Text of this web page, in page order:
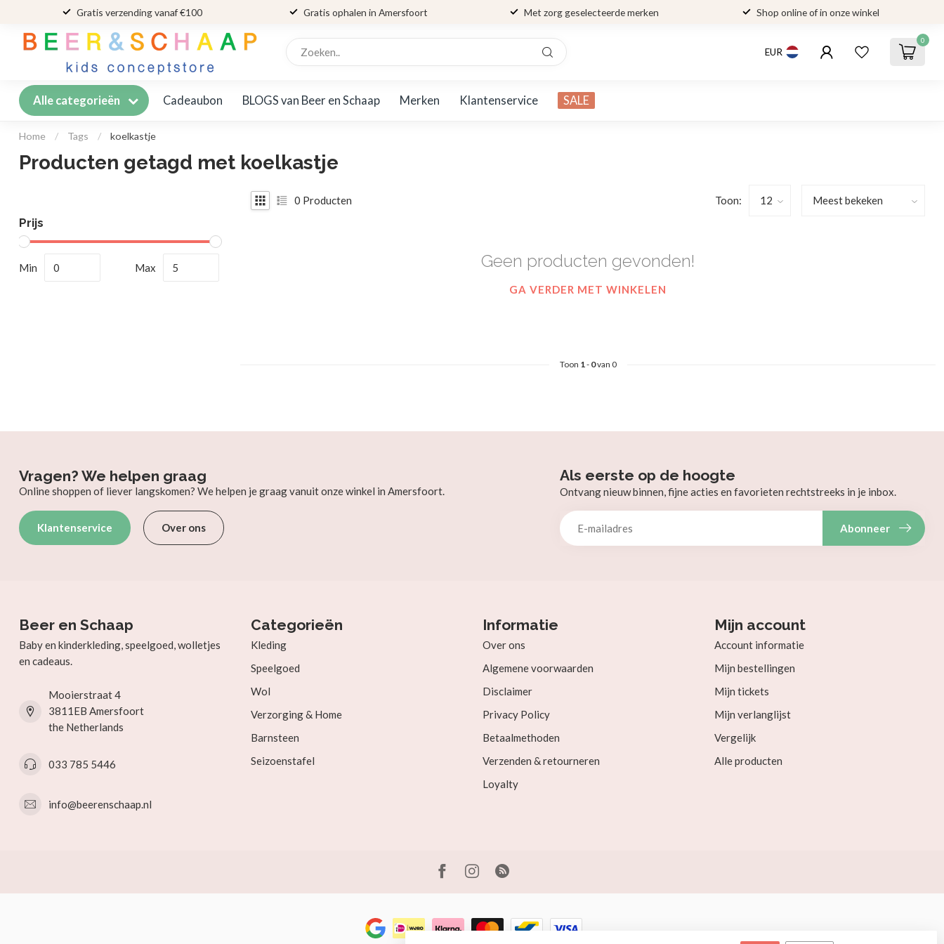
Gratis verzending vanaf €100 Gratis ophalen in Amersfoort Met zorg geselecteerde merken Shop online of in onze winkel
EUR
0
Alle categorieën Cadeaubon BLOGS van Beer en Schaap Merken Klantenservice SALE
Home / Tags / koelkastje
Producten getagd met koelkastje
Prijs
Min Max
0 Producten Toon:
Geen producten gevonden!
GA VERDER MET WINKELEN
Toon 1- 0van 0
Vragen? We helpen graag
Online shoppen of liever langskomen? We helpen je graag vanuit onze winkel in Amersfoort.
Klantenservice Over ons
Als eerste op de hoogte
Ontvang nieuw binnen, fijne acties en favorieten rechtstreeks in je inbox.
Abonneer
Beer en Schaap
Baby en kinderkleding, speelgoed, wolletjes
en cadeaus.
Mooierstraat 4
3811EB Amersfoort
the Netherlands
033 785 5446
info@beerenschaap.nl
Categorieën
Kleding
Speelgoed
Wol
Verzorging & Home
Barnsteen
Seizoenstafel
Informatie
Over ons
Algemene voorwaarden
Disclaimer
Privacy Policy
Betaalmethoden
Verzenden & retourneren
Loyalty
Mijn account
Account informatie
Mijn bestellingen
Mijn tickets
Mijn verlanglijst
Vergelijk
Alle producten